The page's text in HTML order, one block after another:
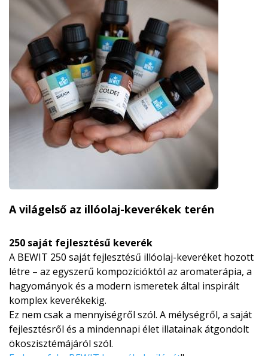
A világelső az illóolaj-keverékek terén
250 saját fejlesztésű keverék
A BEWIT 250 saját fejlesztésű illóolaj-keveréket hozott
létre – az egyszerű kompozícióktól az aromaterápia, a
hagyományok és a modern ismeretek által inspirált
komplex keverékekig.
Ez nem csak a mennyiségről szól. A mélységről, a saját
fejlesztésről és a mindennapi élet illatainak átgondolt
ökoszisztémájá­ról szól.